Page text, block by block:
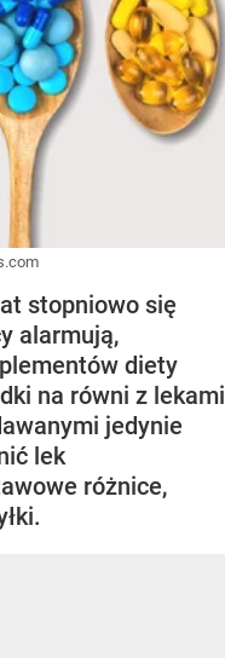
stopniowo się
alarmują,
diety
na równi z lekami
jedynie
lek
różnice,